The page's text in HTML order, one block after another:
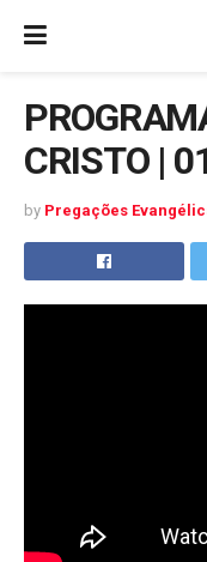
CRISTO |
by Pregações